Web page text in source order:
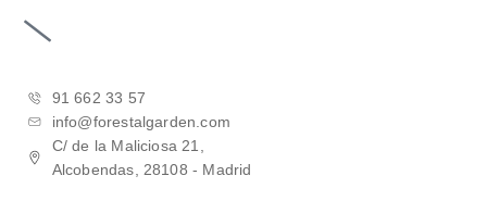
91 662 33 57
info@forestalgarden.com
C/ de la Maliciosa 21,
Alcobendas, 28108 - Madrid